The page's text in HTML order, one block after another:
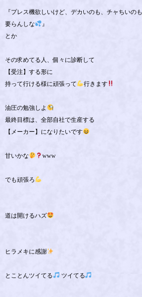
『プレス機欲しいけど、デカいのも、チャちいのも
要らんしな
』
とか
その求めてる人、個々に診断して
【受注】する形に
持って行ける様に頑張って
行きます
油圧の勉強しよ
最終目標は、全部自社で生産する
【メーカー】になりたいです
甘いかな www
でも頑張ろ
道は開けるハズ
ヒラメキに感謝
とことんツイてる ツイてる